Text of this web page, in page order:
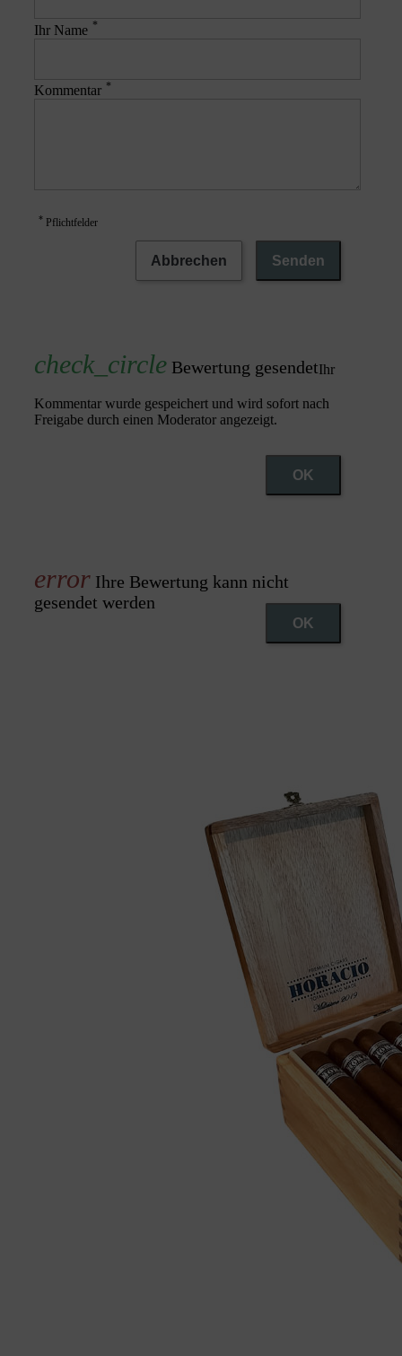
Ihr Name *
Kommentar *
* Pflichtfelder
Abbrechen Senden
Bewertung gesendetIhr
Kommentar wurde gespeichert und wird sofort nach
Freigabe durch einen Moderator angezeigt.
OK
Ihre Bewertung kann nicht
gesendet werden
OK